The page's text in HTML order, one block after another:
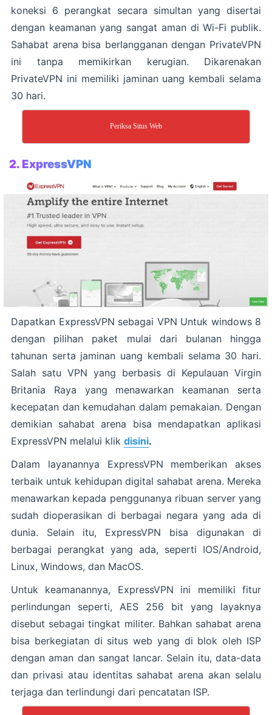
koneksi 6 perangkat secara simultan yang disertai
dengan keamanan yang sangat aman di Wi-Fi publik.
Sahabat arena bisa berlangganan dengan PrivateVPN
ini tanpa memikirkan kerugian. Dikarenakan
PrivateVPN ini memiliki jaminan uang kembali selama
30 hari.
Periksa Situs Web
2. ExpressVPN
Dapatkan ExpressVPN sebagai VPN Untuk windows 8
dengan pilihan paket mulai dari bulanan hingga
tahunan serta jaminan uang kembali selama 30 hari.
Salah satu VPN yang berbasis di Kepulauan Virgin
Britania Raya yang menawarkan keamanan serta
kecepatan dan kemudahan dalam pemakaian. Dengan
demikian sahabat arena bisa mendapatkan aplikasi
ExpressVPN melalui klik disini.
Dalam layanannya ExpressVPN memberikan akses
terbaik untuk kehidupan digital sahabat arena. Mereka
menawarkan kepada penggunanya ribuan server yang
sudah dioperasikan di berbagai negara yang ada di
dunia. Selain itu, ExpressVPN bisa digunakan di
berbagai perangkat yang ada, seperti IOS/Android,
Linux, Windows, dan MacOS.
Untuk keamanannya, ExpressVPN ini memiliki fitur
perlindungan seperti, AES 256 bit yang layaknya
disebut sebagai tingkat militer. Bahkan sahabat arena
bisa berkegiatan di situs web yang di blok oleh ISP
dengan aman dan sangat lancar. Selain itu, data-data
dan privasi atau identitas sahabat arena akan selalu
terjaga dan terlindungi dari pencatatan ISP.